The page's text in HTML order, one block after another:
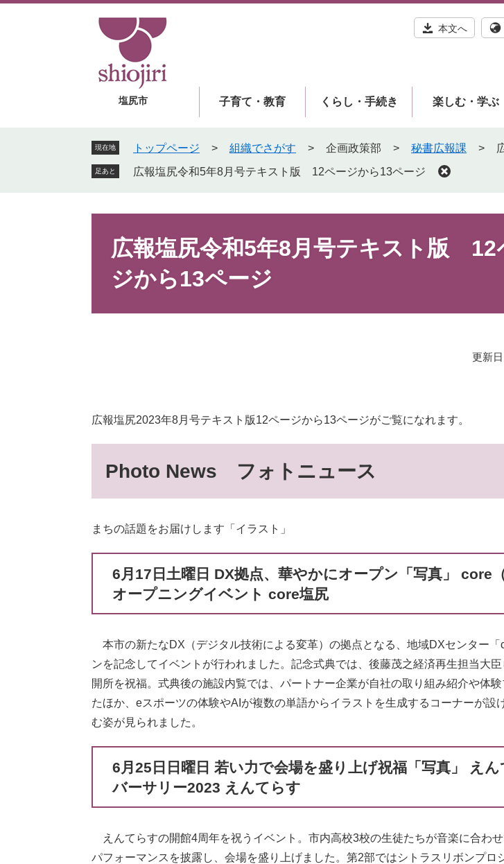
塩尻市
本文へ
子育て・教育 くらし・手続き 楽しむ・学ぶ
現在地 トップページ > 組織でさがす > 企画政策部 > 秘書広報課 >
足あと 広報塩尻令和5年8月号テキスト版 12ページから13ページ
広報塩尻令和5年8月号テキスト版 12
ジから13ページ
更新
広報塩尻2023年8月号テキスト版12ページから13ページがご覧になれます。
Photo News フォトニュース
まちの話題をお届けします「イラスト」
6月17日土曜日 DX拠点、華やかにオープン「写真」 core
オープニングイベント core塩尻
本市の新たなDX（デジタル技術による変革）の拠点となる、地域DXセンター「
ンを記念してイベントが行われました。記念式典では、後藤茂之経済再生担当大
開所を祝福。式典後の施設内覧では、パートナー企業が自社の取り組み紹介や体
たほか、eスポーツの体験やAIが複数の単語からイラストを生成するコーナーが設
む姿が見られました。
6月25日日曜日 若い力で会場を盛り上げ祝福「写真」 え
バーサリー2023 えんてらす
えんてらすの開館4周年を祝うイベント。市内高校3校の生徒たちが音楽に合わ
パフォーマンスを披露し、会場を盛り上げました。第2部ではシトラスリボンプロ